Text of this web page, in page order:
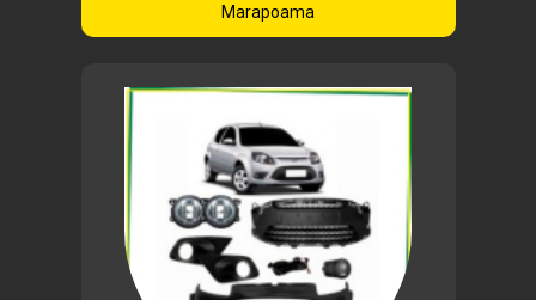
Marapoama